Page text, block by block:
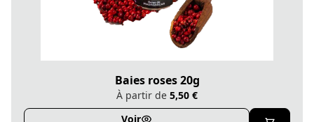
Baies roses 20g
À partir de 5,50 €
Voir